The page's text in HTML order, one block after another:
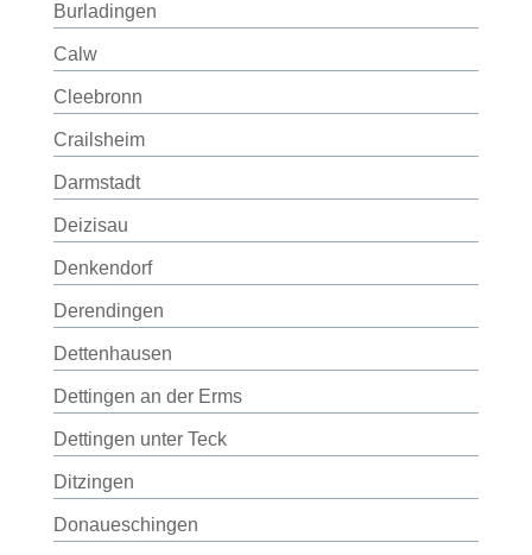
Burladingen
Calw
Cleebronn
Crailsheim
Darmstadt
Deizisau
Denkendorf
Derendingen
Dettenhausen
Dettingen an der Erms
Dettingen unter Teck
Ditzingen
Donaueschingen